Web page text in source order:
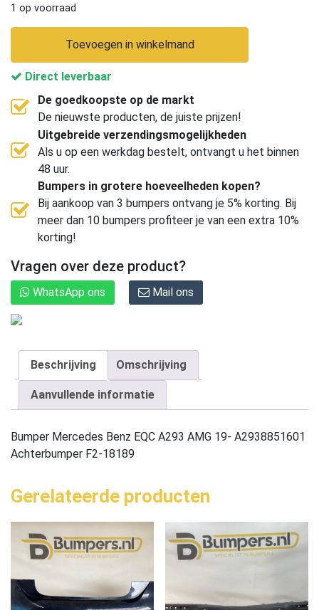
1 op voorraad
Toevoegen in winkelmand
Direct leverbaar
De goedkoopste op de markt
De nieuwste producten, de juiste prijzen!
Uitgebreide verzendingsmogelijkheden
Als u op een werkdag bestelt, ontvangt u het binnen
48 uur.
Bumpers in grotere hoeveelheden kopen?
Bij aankoop van 3 bumpers ontvang je 5% korting. Bij
meer dan 10 bumpers profiteer je van een extra 10%
korting!
Vragen over deze product?
WhatsApp ons Mail ons
Beschrijving Omschrijving
Aanvullende informatie
Bumper Mercedes Benz EQC A293 AMG 19- A2938851601
Achterbumper F2-18189
Gerelateerde producten